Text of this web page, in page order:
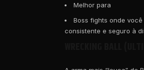
Melhor para
Boss fights onde
consistente e seguro à